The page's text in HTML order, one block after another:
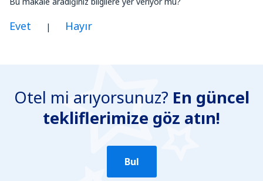
Evet | Hayır
Yanlış bilgi içeriyor
Konun ayrıntılarını içermiyor.
Otel mi arıyorsunuz? En güncel
tekliflerimize göz atın!
Bul